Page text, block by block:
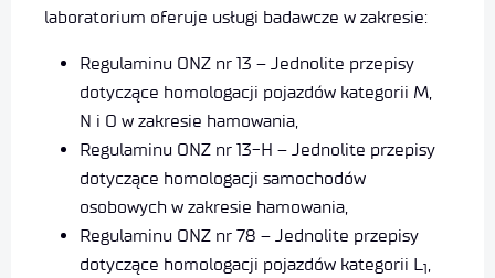
laboratorium oferuje usługi badawcze w zakresie:
Regulaminu ONZ nr 13 – Jednolite przepisy
dotyczące homologacji pojazdów kategorii M,
N i O w zakresie hamowania,
Regulaminu ONZ nr 13-H – Jednolite przepisy
dotyczące homologacji samochodów
osobowych w zakresie hamowania,
Regulaminu ONZ nr 78 – Jednolite przepisy
dotyczące homologacji pojazdów kategorii L1,